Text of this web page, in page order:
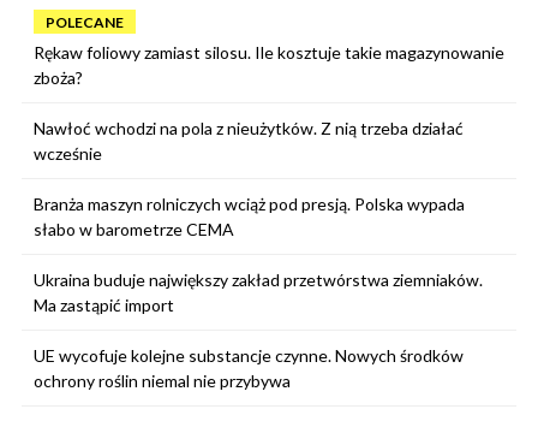
POLECANE
Rękaw foliowy zamiast silosu. Ile kosztuje takie magazynowanie
zboża?
Nawłoć wchodzi na pola z nieużytków. Z nią trzeba działać
wcześnie
Branża maszyn rolniczych wciąż pod presją. Polska wypada
słabo w barometrze CEMA
Ukraina buduje największy zakład przetwórstwa ziemniaków.
Ma zastąpić import
UE wycofuje kolejne substancje czynne. Nowych środków
ochrony roślin niemal nie przybywa